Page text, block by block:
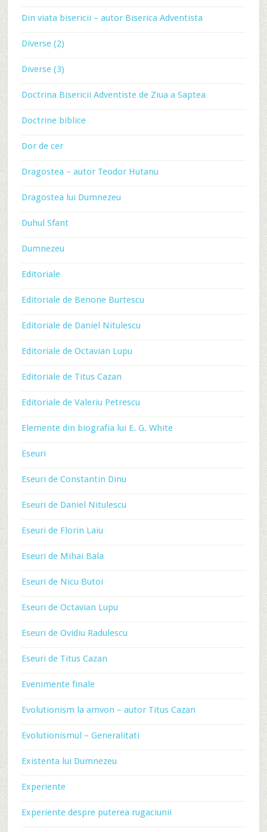
Din viata bisericii – autor Biserica Adventista
Diverse (2)
Diverse (3)
Doctrina Bisericii Adventiste de Ziua a Saptea
Doctrine biblice
Dor de cer
Dragostea – autor Teodor Hutanu
Dragostea lui Dumnezeu
Duhul Sfant
Dumnezeu
Editoriale
Editoriale de Benone Burtescu
Editoriale de Daniel Nitulescu
Editoriale de Octavian Lupu
Editoriale de Titus Cazan
Editoriale de Valeriu Petrescu
Elemente din biografia lui E. G. White
Eseuri
Eseuri de Constantin Dinu
Eseuri de Daniel Nitulescu
Eseuri de Florin Laiu
Eseuri de Mihai Bala
Eseuri de Nicu Butoi
Eseuri de Octavian Lupu
Eseuri de Ovidiu Radulescu
Eseuri de Titus Cazan
Evenimente finale
Evolutionism la amvon – autor Titus Cazan
Evolutionismul – Generalitati
Existenta lui Dumnezeu
Experiente
Experiente despre puterea rugaciunii